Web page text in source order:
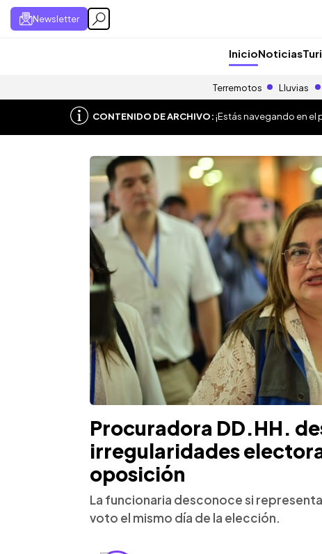
Newsletter
InicioNoticias
Terremotos Lluvias
CONTENIDO DE ARCHIVO:¡Estás navegando en el
Procuradora DD.HH.
irregularidades
oposición
La funcionaria desconoce si
voto el mismo día de la elección.